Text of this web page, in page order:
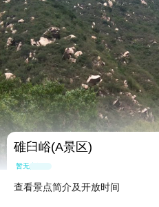
碓臼峪(A景区)
暂无点评
查看景点简介及开放时间
